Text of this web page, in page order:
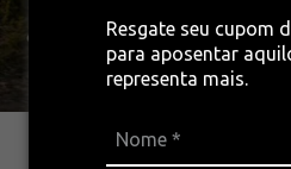
Resgate seu cupom
para aposentar
representa mais.
TODOS OS PRODUTOS